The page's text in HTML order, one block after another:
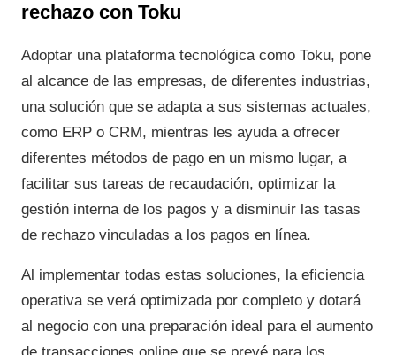
rechazo con Toku
Adoptar una plataforma tecnológica como Toku, pone
al alcance de las empresas, de diferentes industrias,
una solución que se adapta a sus sistemas actuales,
como ERP o CRM, mientras les ayuda a ofrecer
diferentes métodos de pago en un mismo lugar, a
facilitar sus tareas de recaudación, optimizar la
gestión interna de los pagos y a disminuir las tasas
de rechazo vinculadas a los pagos en línea.
Al implementar todas estas soluciones, la eficiencia
operativa se verá optimizada por completo y dotará
al negocio con una preparación ideal para el aumento